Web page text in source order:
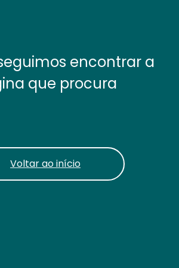
encontrar a
que procura
Voltar ao início